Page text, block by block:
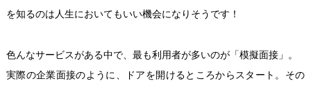
を知るのは人生においてもいい機会になりそうです！
色んなサービスがある中で、最も利用者が多いのが「模擬面接」。
実際の企業面接のように、ドアを開けるところからスタート。その